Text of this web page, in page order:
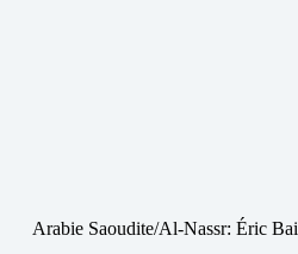
Arabie Saoudite/Al-Nassr: Éric